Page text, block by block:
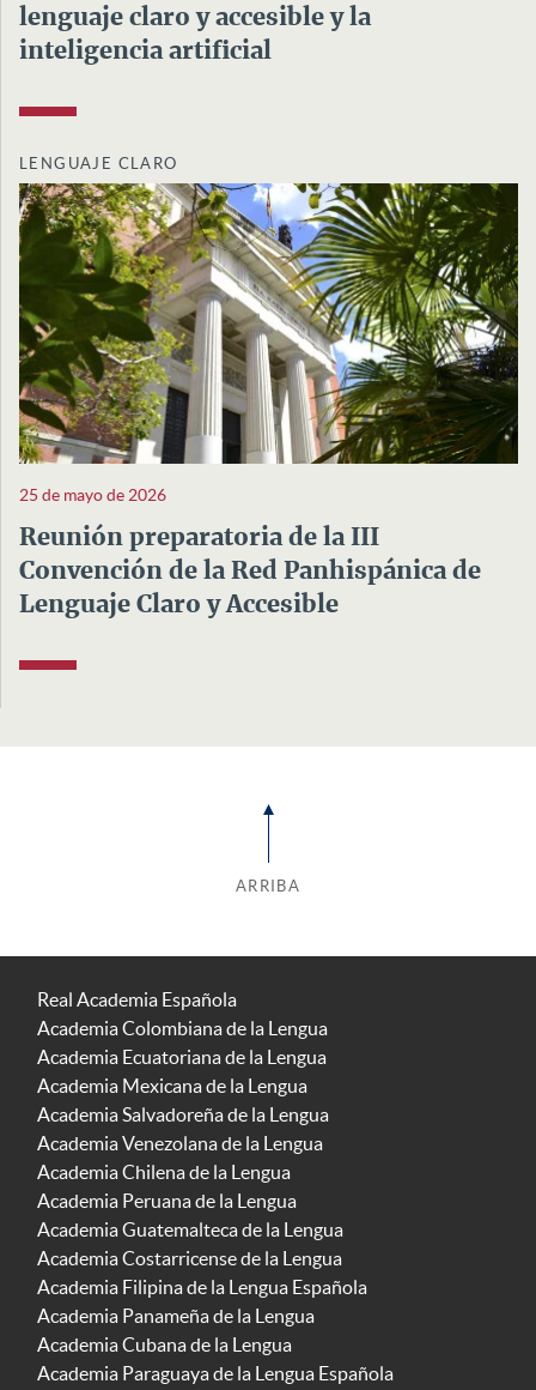
lenguaje claro y accesible y la
inteligencia artificial
LENGUAJE CLARO
25 de mayo de 2026
Reunión preparatoria de la III
Convención de la Red Panhispánica de
Lenguaje Claro y Accesible
ARRIBA
Real Academia Española
Academia Colombiana de la Lengua
Academia Ecuatoriana de la Lengua
Academia Mexicana de la Lengua
Academia Salvadoreña de la Lengua
Academia Venezolana de la Lengua
Academia Chilena de la Lengua
Academia Peruana de la Lengua
Academia Guatemalteca de la Lengua
Academia Costarricense de la Lengua
Academia Filipina de la Lengua Española
Academia Panameña de la Lengua
Academia Cubana de la Lengua
Academia Paraguaya de la Lengua Española